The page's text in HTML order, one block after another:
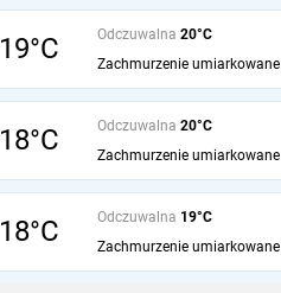
19°C Odczuwalna 20°C
Zachmurzenie umiarkowane
18°C Odczuwalna 20°C
Zachmurzenie umiarkowane
18°C Odczuwalna 19°C
Zachmurzenie umiarkowane